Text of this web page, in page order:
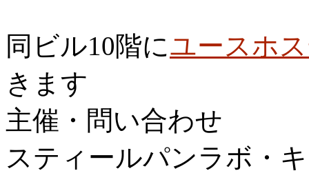
同ビル10階にユースホ
きます
主催・問い合わせ
スティールパンラボ・